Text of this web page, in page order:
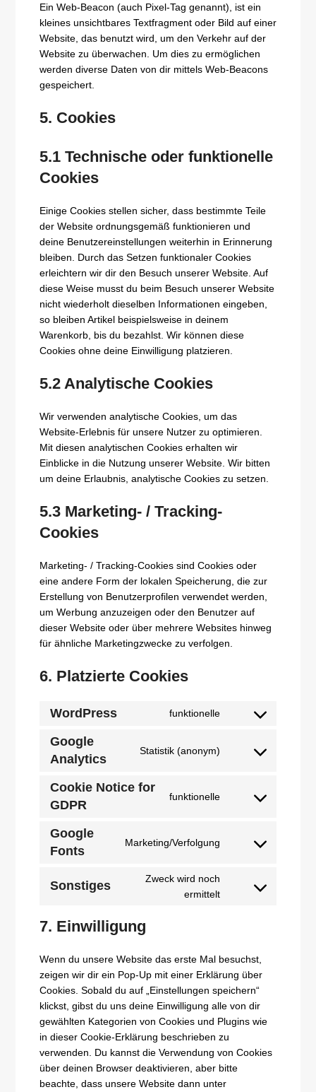
Ein Web-Beacon (auch Pixel-Tag genannt), ist ein
kleines unsichtbares Textfragment oder Bild auf einer
Website, das benutzt wird, um den Verkehr auf der
Website zu überwachen. Um dies zu ermöglichen
werden diverse Daten von dir mittels Web-Beacons
gespeichert.
5. Cookies
5.1 Technische oder funktionelle
Cookies
Einige Cookies stellen sicher, dass bestimmte Teile
der Website ordnungsgemäß funktionieren und
deine Benutzereinstellungen weiterhin in Erinnerung
bleiben. Durch das Setzen funktionaler Cookies
erleichtern wir dir den Besuch unserer Website. Auf
diese Weise musst du beim Besuch unserer Website
nicht wiederholt dieselben Informationen eingeben,
so bleiben Artikel beispielsweise in deinem
Warenkorb, bis du bezahlst. Wir können diese
Cookies ohne deine Einwilligung platzieren.
5.2 Analytische Cookies
Wir verwenden analytische Cookies, um das
Website-Erlebnis für unsere Nutzer zu optimieren.
Mit diesen analytischen Cookies erhalten wir
Einblicke in die Nutzung unserer Website. Wir bitten
um deine Erlaubnis, analytische Cookies zu setzen.
5.3 Marketing- / Tracking-
Cookies
Marketing- / Tracking-Cookies sind Cookies oder
eine andere Form der lokalen Speicherung, die zur
Erstellung von Benutzerprofilen verwendet werden,
um Werbung anzuzeigen oder den Benutzer auf
dieser Website oder über mehrere Websites hinweg
für ähnliche Marketingzwecke zu verfolgen.
6. Platzierte Cookies
WordPress funktionelle
Consent
service
Google
Analytics
Statistik (anonym)
Consent
google-
Cookie Notice for
GDPR
funktionelle
Consent
cookie-
Google
Fonts
Marketing/Verfolgung
Consent
Sonstiges
Zweck wird noch
ermittelt
Consent
7. Einwilligung
Wenn du unsere Website das erste Mal besuchst,
zeigen wir dir ein Pop-Up mit einer Erklärung über
Cookies. Sobald du auf „Einstellungen speichern“
klickst, gibst du uns deine Einwilligung alle von dir
gewählten Kategorien von Cookies und Plugins wie
in dieser Cookie-Erklärung beschrieben zu
verwenden. Du kannst die Verwendung von Cookies
über deinen Browser deaktivieren, aber bitte
beachte, dass unsere Website dann unter